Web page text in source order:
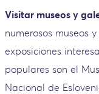
Visitar museos y
numerosos museos
exposiciones
populares son el
Nacional de